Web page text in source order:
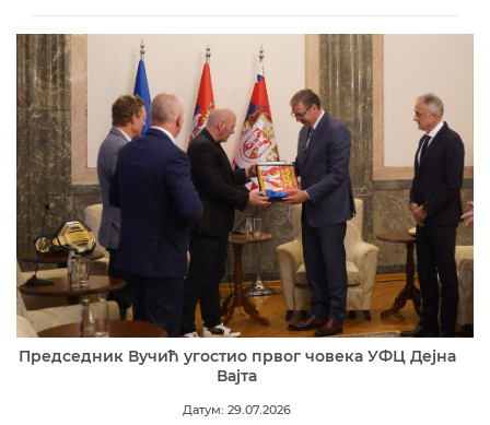
Председник Вучић угостио првог човека УФЦ Дејна
Вајта
Датум: 29.07.2026